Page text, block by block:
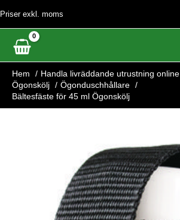
innehåll
Priser exkl. moms
Hem Handla livräddande utrustning online
Ögonskölj
Ögonduschhållare
Bältesfäste för 45 ml Ögonskölj